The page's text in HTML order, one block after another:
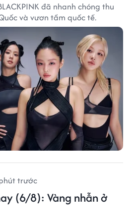
đã nhanh chóng thu
và vươn tầm quốc tế.
trước
(6/8): Vàng nhẫn ở